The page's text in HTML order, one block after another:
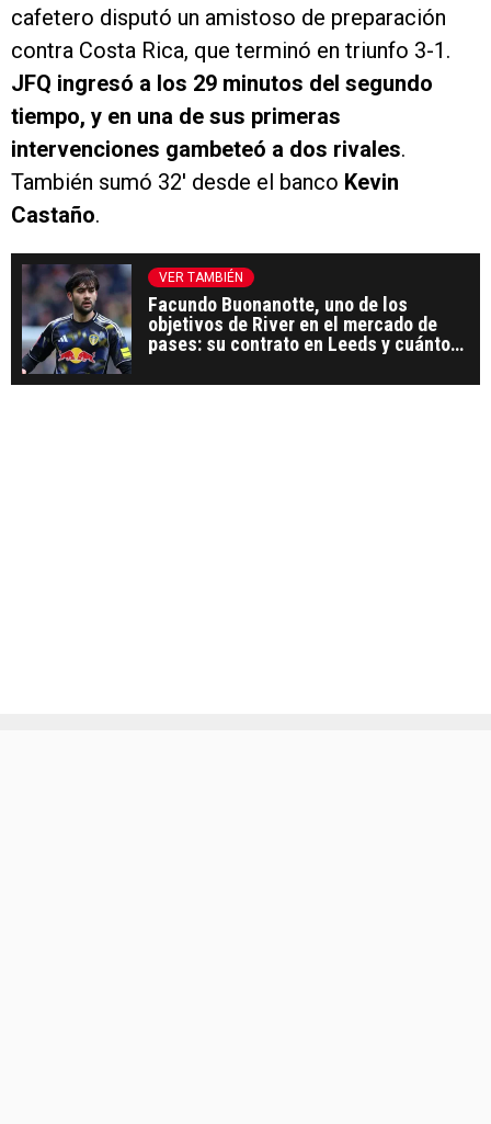
cafetero disputó un amistoso de preparación
contra Costa Rica, que terminó en triunfo 3-1.
JFQ ingresó a los 29 minutos del segundo
tiempo, y en una de sus primeras
intervenciones gambeteó a dos rivales.
También sumó 32′ desde el banco Kevin
Castaño.
VER TAMBIÉN
Facundo Buonanotte, uno de los
objetivos de River en el mercado de
pases: su contrato en Leeds y cuánto